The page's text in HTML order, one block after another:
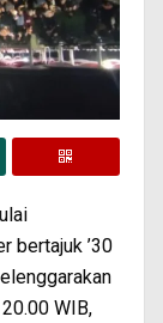
bertajuk ’30
WIB,